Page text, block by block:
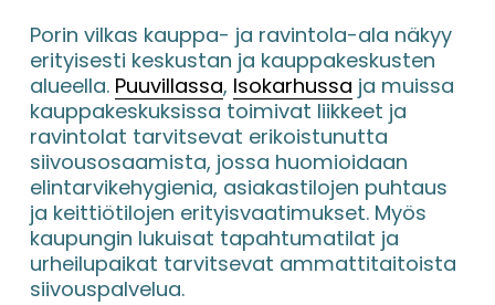
Porin vilkas kauppa- ja ravintola-ala näkyy
erityisesti keskustan ja kauppakeskusten
alueella. Puuvillassa, Isokarhussa ja muissa
kauppakeskuksissa toimivat liikkeet ja
ravintolat tarvitsevat erikoistunutta
siivousosaamista, jossa huomioidaan
elintarvikehygienia, asiakastilojen puhtaus
ja keittiötilojen erityisvaatimukset. Myös
kaupungin lukuisat tapahtumatilat ja
urheilupaikat tarvitsevat ammattitaitoista
siivouspalvelua.